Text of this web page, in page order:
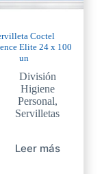
Coctel
Elite 24 x 100
un
División
Higiene
Personal,
Servilletas
Leer más